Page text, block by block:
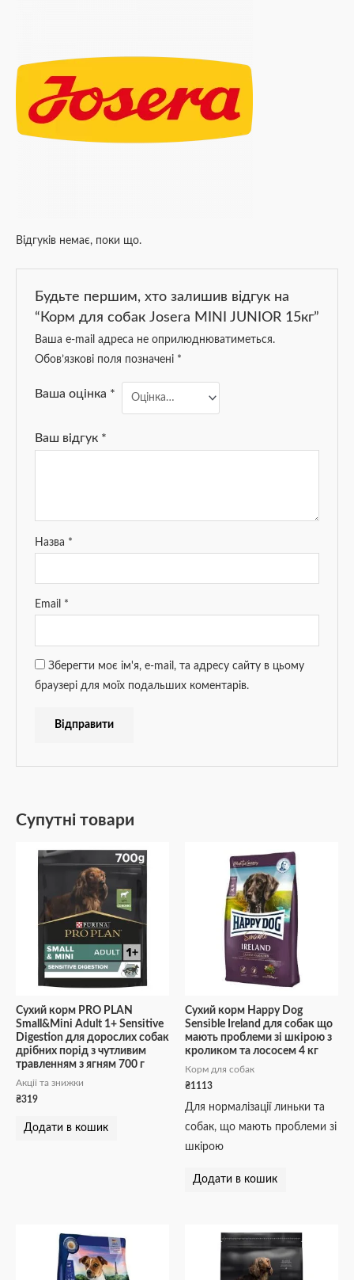
Відгуків немає, поки що.
Будьте першим, хто залишив відгук на
“Корм для собак Josera MINI JUNIOR 15кг”
Ваша e-mail адреса не оприлюднюватиметься.
Обов’язкові поля позначені *
Ваша оцінка *
Ваш відгук *
Назва *
Email *
Зберегти моє ім'я, e-mail, та адресу сайту в цьому
браузері для моїх подальших коментарів.
Супутні товари
Сухий корм PRO PLAN
Small&Mini Adult 1+ Sensitive
Digestion для дорослих собак
дрібних порід з чутливим
травленням з ягням 700 г
Акції та знижки
₴319
Додати в кошик
Сухий корм Happy Dog
Sensible Irеland для собак що
мають проблеми зі шкірою з
кроликом та лососем 4 кг
Корм для собак
₴1113
Для нормалізації линьки та
собак, що мають проблеми зі
шкірою
Додати в кошик